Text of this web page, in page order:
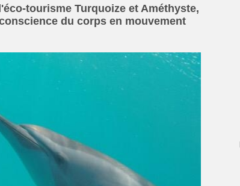
tourisme Turquoize et Améthyste,
du corps en mouvement